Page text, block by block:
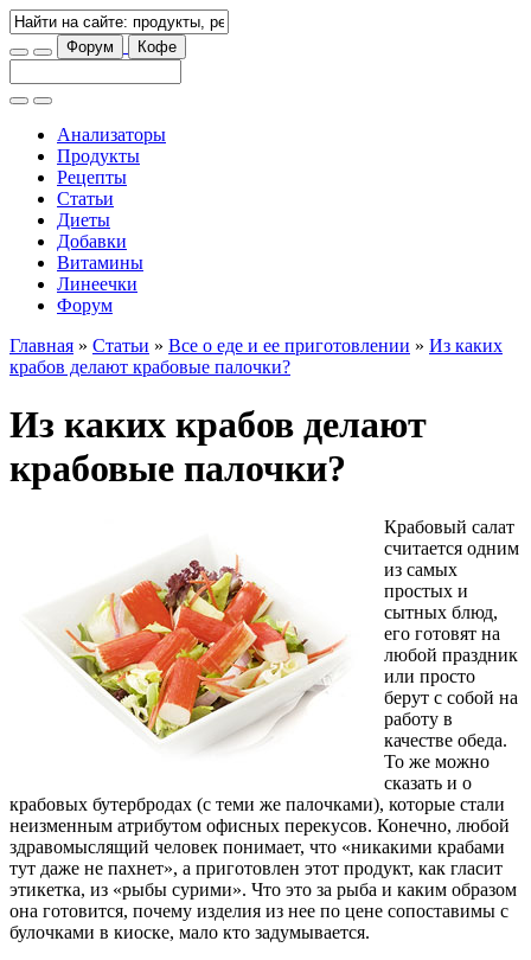
Форум Кофе
Анализаторы
Продукты
Рецепты
Статьи
Диеты
Добавки
Витамины
Линеечки
Форум
Главная » Статьи » Все о еде и ее приготовлении » Из каких
крабов делают крабовые палочки?
Из каких крабов делают
крабовые палочки?
Крабовый салат
считается одним
из самых
простых и
сытных блюд,
его готовят на
любой праздник
или просто
берут с собой на
работу в
качестве обеда.
То же можно
сказать и о
крабовых бутербродах (с теми же палочками), которые стали
неизменным атрибутом офисных перекусов. Конечно, любой
здравомыслящий человек понимает, что «никакими крабами
тут даже не пахнет», а приготовлен этот продукт, как гласит
этикетка, из «рыбы сурими». Что это за рыба и каким образом
она готовится, почему изделия из нее по цене сопоставимы с
булочками в киоске, мало кто задумывается.